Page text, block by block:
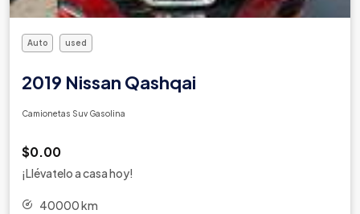
Auto used
2019 Nissan Qashqai
Camionetas Suv Gasolina
$0.00
¡Llévatelo a casa hoy!
40000 km